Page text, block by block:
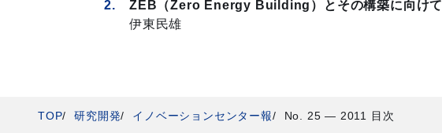
ZEB（Zero Energy Building）
とその構築に向けて
伊東民雄
TOP 研究開発 イノベーションセンター報 No. 25 ― 2011 目次